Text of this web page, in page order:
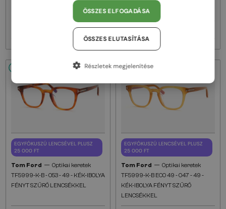
LENCSÉKKEL
71 000 Ft
EGYFÓKUSZÚ LENCSÉVEL PLUSZ
25 000 FT
Tom Ford — Optikai keretek
TF5999-K-B - 053 - 49 - KÉK-IBOLYA
FÉNYT SZŰRŐ LENCSÉKKEL
48/72
EGYFÓKUSZÚ LENCSÉVEL PLUSZ
25 000 FT
Tom Ford — Optikai keretek
TF5999-K-B ECO 49 - 047 - 49 -
KÉK-IBOLYA FÉNYT SZŰRŐ
LENCSÉKKEL
ÖSSZES ELFOGADÁSA
ÖSSZES ELUTASÍTÁSA
Részletek megjelenítése